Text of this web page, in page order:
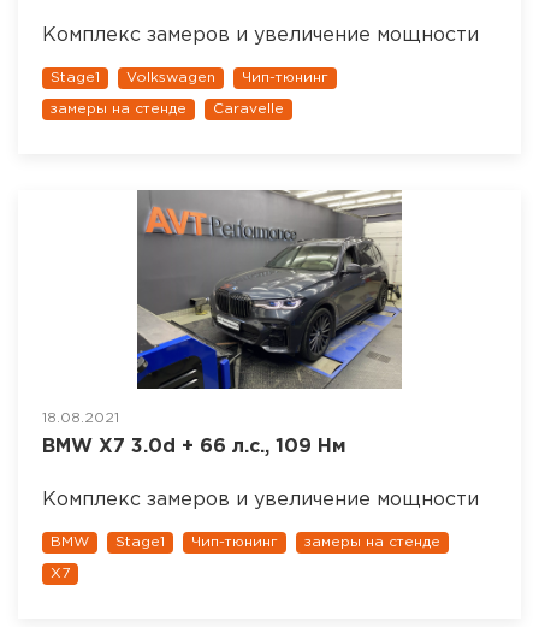
Комплекс замеров и увеличение мощности
Stage1 Volkswagen Чип-тюнинг
замеры на стенде Caravelle
18.08.2021
BMW X7 3.0d + 66 л.с., 109 Нм
Комплекс замеров и увеличение мощности
BMW Stage1 Чип-тюнинг замеры на стенде
X7